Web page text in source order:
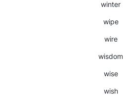
winter
wipe
wire
wisdom
wise
wish